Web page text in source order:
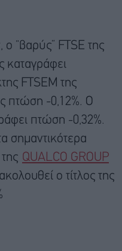
“βαρύς” FTSE της
καταγράφει
FTSEM της
πτώση -0,12%. Ο
πτώση -0,32%.
σημαντικότερα
QUALCO GROUP
ο τίτλος της